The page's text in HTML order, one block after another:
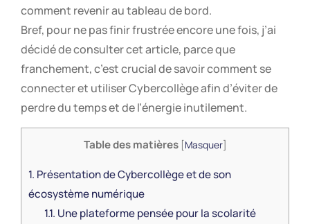
comment revenir au tableau de bord.
Bref, pour ne pas finir frustrée encore une fois, j’ai
décidé de consulter cet article, parce que
franchement, c’est crucial de savoir comment se
connecter et utiliser Cybercollège afin d’éviter de
perdre du temps et de l’énergie inutilement.
Table des matières [Masquer]
1. Présentation de Cybercollège et de son
écosystème numérique
1.1. Une plateforme pensée pour la scolarité